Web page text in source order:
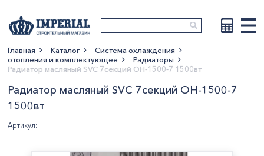
Показать больше
Главная Каталог
Система охлаждения
отопления и комплектующее
Радиаторы
Радиатор масляный SVC 7секций OH-1500-7 1500вт
Радиатор масляный SVC 7секций OH-1500-7
1500вт
Артикул: